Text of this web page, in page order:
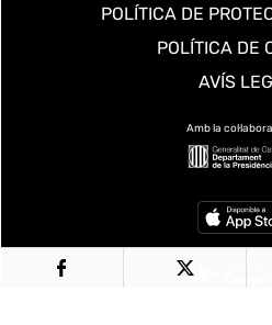
POLÍTICA DE
POLÍTICA DE
AVÍS
Amb la